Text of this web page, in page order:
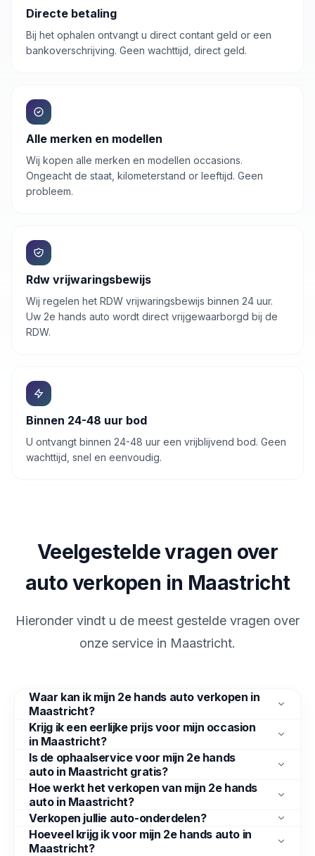
Directe betaling
Bij het ophalen ontvangt u direct contant geld or een
bankoverschrijving. Geen wachttijd, direct geld.
Alle merken en modellen
Wij kopen alle merken en modellen occasions.
Ongeacht de staat, kilometerstand or leeftijd. Geen
probleem.
Rdw vrijwaringsbewijs
Wij regelen het RDW vrijwaringsbewijs binnen 24 uur.
Uw 2e hands auto wordt direct vrijgewaarborgd bij de
RDW.
Binnen 24-48 uur bod
U ontvangt binnen 24-48 uur een vrijblijvend bod. Geen
wachttijd, snel en eenvoudig.
Veelgestelde vragen over
auto verkopen in Maastricht
Hieronder vindt u de meest gestelde vragen over
onze service in Maastricht.
Waar kan ik mijn 2e hands auto verkopen in
Maastricht?
Krijg ik een eerlijke prijs voor mijn occasion
in Maastricht?
Is de ophaalservice voor mijn 2e hands
auto in Maastricht gratis?
Hoe werkt het verkopen van mijn 2e hands
auto in Maastricht?
Verkopen jullie auto-onderdelen?
Hoeveel krijg ik voor mijn 2e hands auto in
Maastricht?